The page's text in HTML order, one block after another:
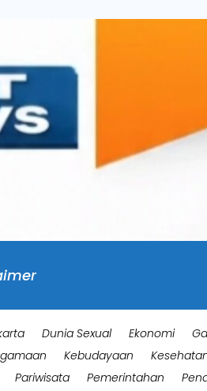
Dunia Sexual Ekonomi
Kebudayaan
Pariwisata Pemerintahan